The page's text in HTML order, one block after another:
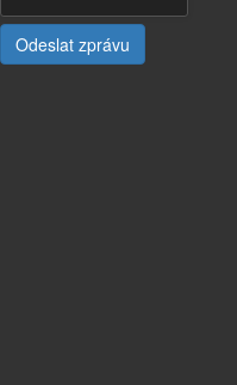
Odeslat zprávu